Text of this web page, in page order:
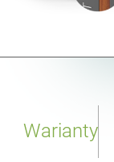
Warianty